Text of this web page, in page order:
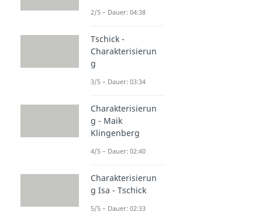
2/5 – Dauer: 04:38
Tschick -
Charakterisierun
g
3/5 – Dauer: 03:34
Charakterisierun
g - Maik
Klingenberg
4/5 – Dauer: 02:40
Charakterisierun
g Isa - Tschick
5/5 – Dauer: 02:33